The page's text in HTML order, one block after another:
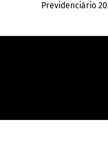
Previdenciário